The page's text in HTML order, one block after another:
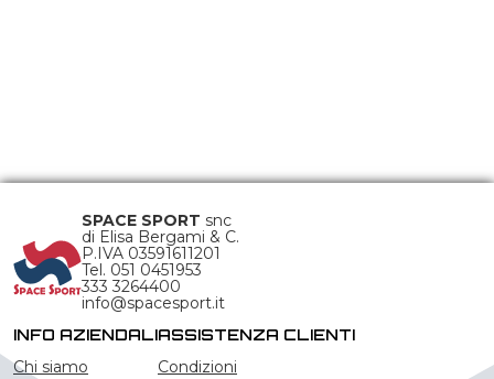
SPACE SPORT snc
di Elisa Bergami & C.
P.IVA 03591611201
Tel. 051 0451953
333 3264400
info@spacesport.it
INFO AZIENDALI
Chi siamo
ASSISTENZA CLIENTI
Condizioni